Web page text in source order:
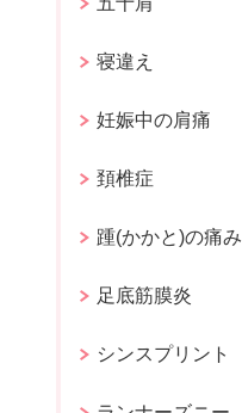
寝違え
妊娠中の肩痛
頚椎症
踵(かかと)の痛み
足底筋膜炎
シンスプリント